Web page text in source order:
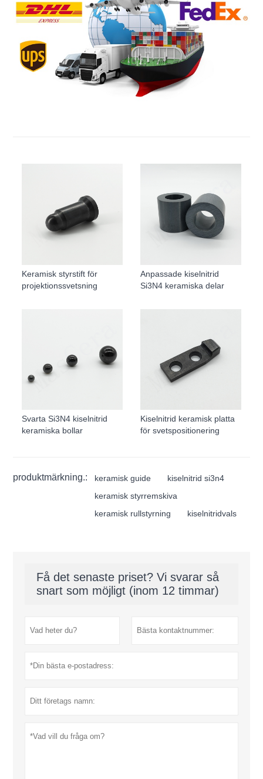
Keramisk styrstift för
projektionssvetsning
Anpassade kiselnitrid
Si3N4 keramiska delar
Svarta Si3N4 kiselnitrid
keramiska bollar
Kiselnitrid keramisk platta
för svetspositionering
produktmärkning.: keramisk guide
kiselnitrid si3n4
keramisk styrremskiva
keramisk rullstyrning
kiselnitridvals
Få det senaste priset? Vi svarar så
snart som möjligt (inom 12 timmar)